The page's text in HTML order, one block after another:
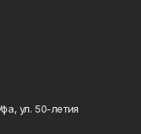
ул. 50-летия